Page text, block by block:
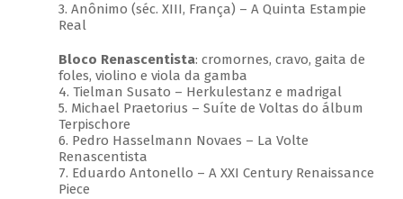
3. Anônimo (séc. XIII, França) – A Quinta Estampie
Real
Bloco Renascentista: cromornes, cravo, gaita de
foles, violino e viola da gamba
4. Tielman Susato – Herkulestanz e madrigal
5. Michael Praetorius – Suíte de Voltas do álbum
Terpischore
6. Pedro Hasselmann Novaes – La Volte
Renascentista
7. Eduardo Antonello – A XXI Century Renaissance
Piece